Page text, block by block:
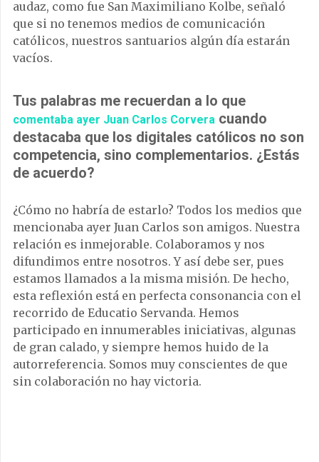
audaz, como fue San Maximiliano Kolbe, señaló
que si no tenemos medios de comunicación
católicos, nuestros santuarios algún día estarán
vacíos.
Tus palabras me recuerdan a lo que
comentaba ayer Juan Carlos Corvera cuando
destacaba que los digitales católicos no son
competencia, sino complementarios. ¿Estás
de acuerdo?
¿Cómo no habría de estarlo? Todos los medios que
mencionaba ayer Juan Carlos son amigos. Nuestra
relación es inmejorable. Colaboramos y nos
difundimos entre nosotros. Y así debe ser, pues
estamos llamados a la misma misión. De hecho,
esta reflexión está en perfecta consonancia con el
recorrido de Educatio Servanda. Hemos
participado en innumerables iniciativas, algunas
de gran calado, y siempre hemos huido de la
autorreferencia. Somos muy conscientes de que
sin colaboración no hay victoria.